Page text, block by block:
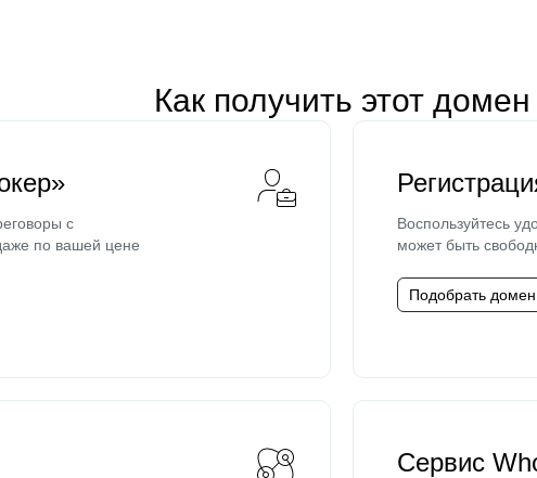
Как получить этот домен
с
по вашей цене
Воспользуйтесь
может быть
Подобрать домен
Сервис